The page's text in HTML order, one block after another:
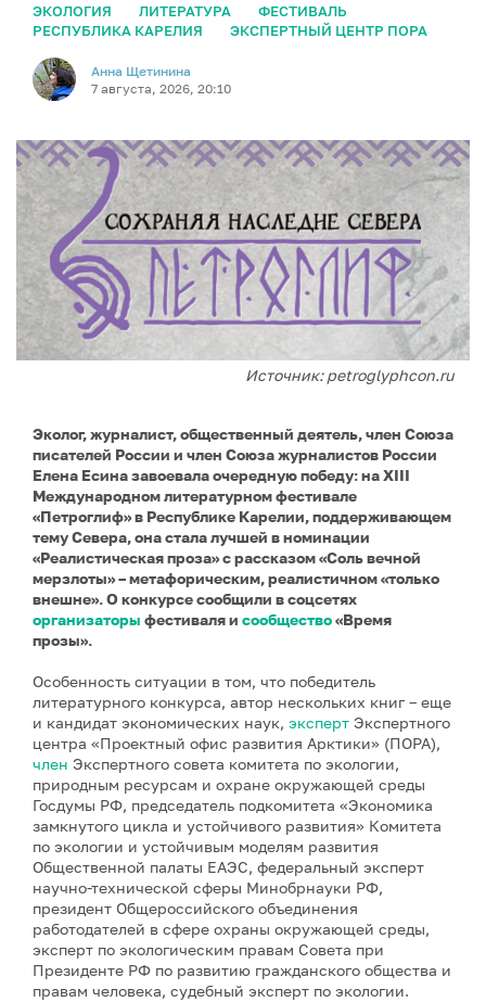
ЭКОЛОГИЯ ЛИТЕРАТУРА
ФЕСТИВАЛЬ
РЕСПУБЛИКА КАРЕЛИЯ
ЭКСПЕРТНЫЙ ЦЕНТР ПОРА
Анна Щетинина
7 августа, 2026, 20:10
Источник: petroglyphcon.ru
Эколог, журналист, общественный деятель, член Союза
писателей России и член Союза журналистов России
Елена Есина завоевала очередную победу: на XIII
Международном литературном фестивале
«Петроглиф» в Республике Карелии, поддерживающем
тему Севера, она стала лучшей в номинации
«Реалистическая проза» с рассказом «Соль вечной
мерзлоты» – метафорическим, реалистичном «только
внешне». О конкурсе сообщили в соцсетях
организаторы фестиваля и сообщество«Время
прозы».
Особенность ситуации в том, что победитель
литературного конкурса, автор нескольких книг – еще
и кандидат экономических наук, эксперт Экспертного
центра «Проектный офис развития Арктики» (ПОРА),
член Экспертного совета комитета по экологии,
природным ресурсам и охране окружающей среды
Госдумы РФ, председатель подкомитета «Экономика
замкнутого цикла и устойчивого развития» Комитета
по экологии и устойчивым моделям развития
Общественной палаты ЕАЭС, федеральный эксперт
научно-технической сферы Минобрнауки РФ,
президент Общероссийского объединения
работодателей в сфере охраны окружающей среды,
эксперт по экологическим правам Совета при
Президенте РФ по развитию гражданского общества и
правам человека, судебный эксперт по экологии.